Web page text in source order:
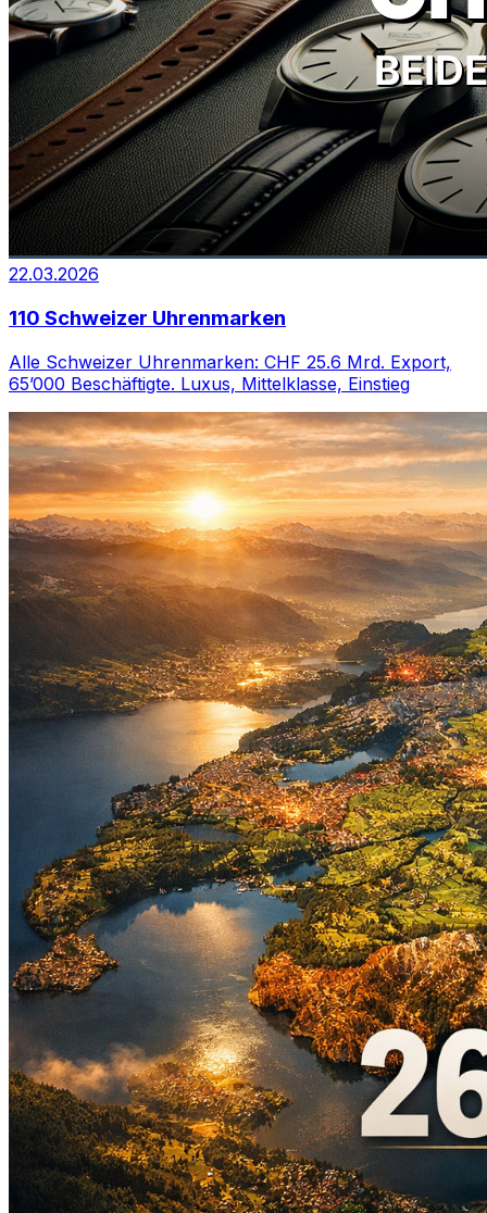
22.03.2026
110 Schweizer Uhrenmarken
Alle Schweizer Uhrenmarken: CHF 25.6 Mrd. Export,
65’000 Beschäftigte. Luxus, Mittelklasse, Einstieg